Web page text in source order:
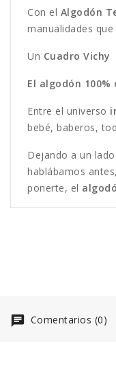
Con el Algodón
manualidades que
Un Cuadro Vichy
El algodón 100%
Entre el universo
bebé, baberos,
Dejando a un
hablábamos
ponerte, el
Comentarios (0)